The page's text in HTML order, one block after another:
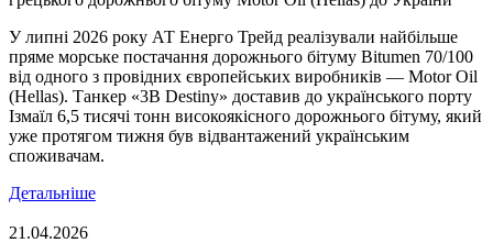
У липні 2026 року АТ Енерго Трейд реалізували найбільше
пряме морське постачання дорожнього бітуму Bitumen 70/100
від одного з провідних європейських виробників — Motor Oil
(Hellas). Танкер «3B Destiny» доставив до українського порту
Ізмаїл 6,5 тисячі тонн високоякісного дорожнього бітуму, який
уже протягом тижня був відвантажений українським
споживачам.
Детальніше
21.04.2026